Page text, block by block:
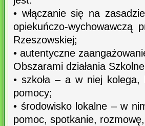
• włączanie się na
opiekuńczo-wychowawczą
Rzeszowskiej;
• autentyczne
Obszarami działania
• szkoła – a w niej kolega,
pomocy;
• środowisko lokalne – w
pomoc, spotkanie,